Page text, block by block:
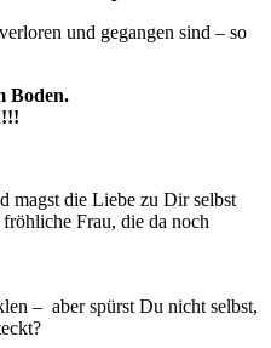
und gegangen sind – so
Boden.
magst die Liebe zu Dir selbst
Frau, die da noch
– aber spürst Du nicht selbst,